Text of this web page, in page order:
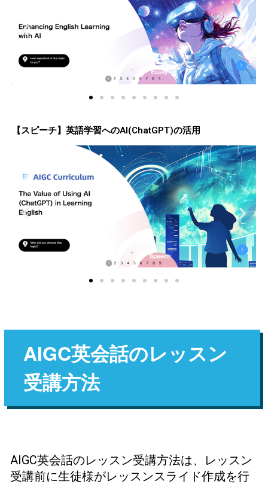
【スピーチ】英語学習へのAI(ChatGPT)の活用
AIGC英会話のレッスン
受講方法
AIGC英会話のレッスン受講方法は、レッスン
受講前に生徒様がレッスンスライド作成を行